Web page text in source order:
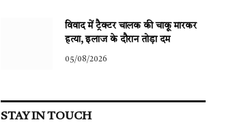
विवाद में ट्रैक्टर चालक की चाकू मारकर
हत्या, इलाज के दौरान तोड़ा दम
05/08/2026
STAY IN TOUCH